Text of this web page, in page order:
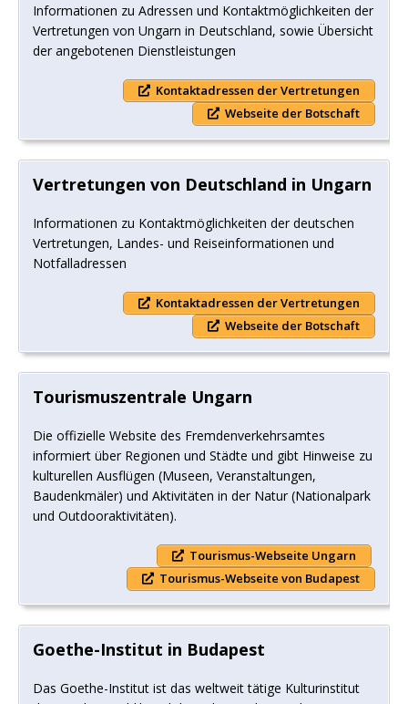
Informationen zu Adressen und Kontaktmöglichkeiten der
Vertretungen von Ungarn in Deutschland, sowie Übersicht
der angebotenen Dienstleistungen
Kontaktadressen der Vertretungen
Webseite der Botschaft
Vertretungen von Deutschland in Ungarn
Informationen zu Kontaktmöglichkeiten der deutschen
Vertretungen, Landes- und Reiseinformationen und
Notfalladressen
Kontaktadressen der Vertretungen
Webseite der Botschaft
Tourismuszentrale Ungarn
Die offizielle Website des Fremdenverkehrsamtes
informiert über Regionen und Städte und gibt Hinweise zu
kulturellen Ausflügen (Museen, Veranstaltungen,
Baudenkmäler) und Aktivitäten in der Natur (Nationalpark
und Outdooraktivitäten).
Tourismus-Webseite Ungarn
Tourismus-Webseite von Budapest
Goethe-Institut in Budapest
Das Goethe-Institut ist das weltweit tätige Kulturinstitut